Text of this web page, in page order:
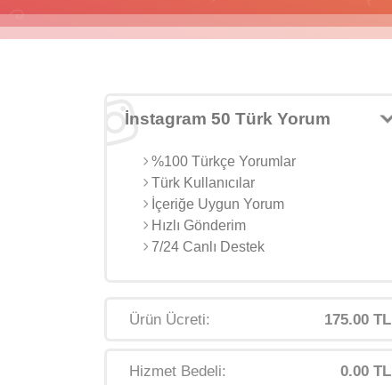
İnstagram 50 Türk Yorum
%100 Türkçe Yorumlar
Türk Kullanıcılar
İçeriğe Uygun Yorum
Hızlı Gönderim
7/24 Canlı Destek
Ürün Ücreti: 175.00 TL
Hizmet Bedeli: 0.00 TL